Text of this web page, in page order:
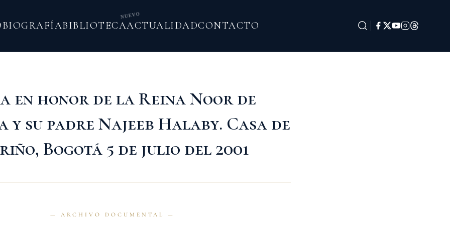
BIOGRAFÍABIBLIOTECA
NUEVO
ACTUALIDADCONTACTO
en honor de la Reina Noor de
y su padre Najeeb Halaby. Casa de
Bogotá 5 de julio del 2001